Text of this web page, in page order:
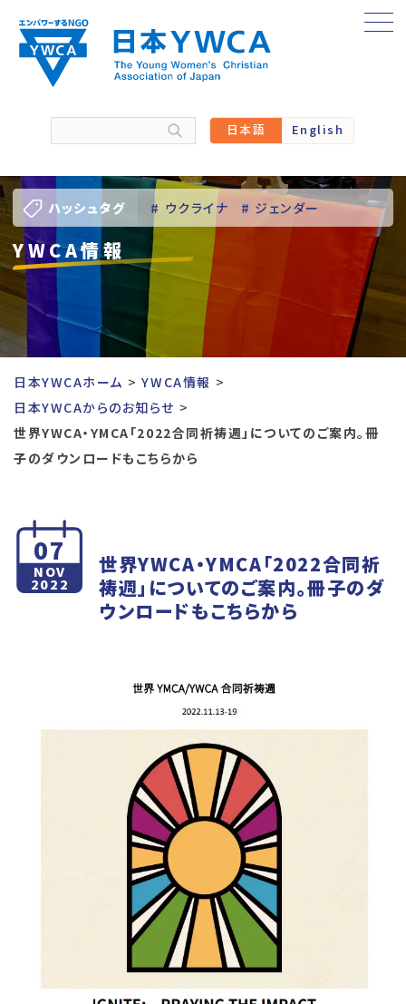
content
日本語 English
ハッシュタグ # ウクライナ # ジェンダー
# バーチャル訪問
# 人権 # 国際協力
# 地域YWCA
# 東日本大震災被災者支援
# 若い女性のリーダーシップ
YWCA情報
日本YWCAホーム
YWCA情報
日本YWCAからのお知らせ
世界YWCA・YMCA「2022合同祈祷週」についてのご案内。冊
子のダウンロードもこちらから
07
NOV
2022
世界YWCA・YMCA「2022合同祈
祷週」についてのご案内。冊子のダ
ウンロードもこちらから